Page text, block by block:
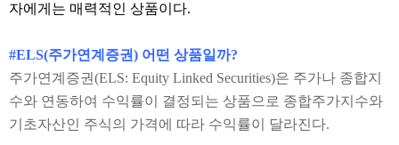
자에게는 매력적인 상품이다.
#ELS(주가연계증권) 어떤 상품일까?
주가연계증권(ELS: Equity Linked Securities)은 주가나 종합지
수와 연동하여 수익률이 결정되는 상품으로 종합주가지수와
기초자산인 주식의 가격에 따라 수익률이 달라진다.